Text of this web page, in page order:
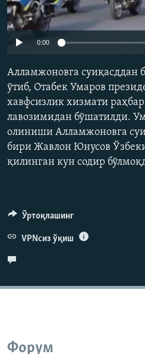
Auto
0:00
Алламжоновга суиқасддан
ўтиб, Отабек Умаров
хавфсизлик хизмати
лавозимидан бўшатилди.
олиниши Алламжоновга
бири Жавлон Юнусов
қилинган кун содир
Ўртоқлашинг
VPNсиз ўқиш
Форум